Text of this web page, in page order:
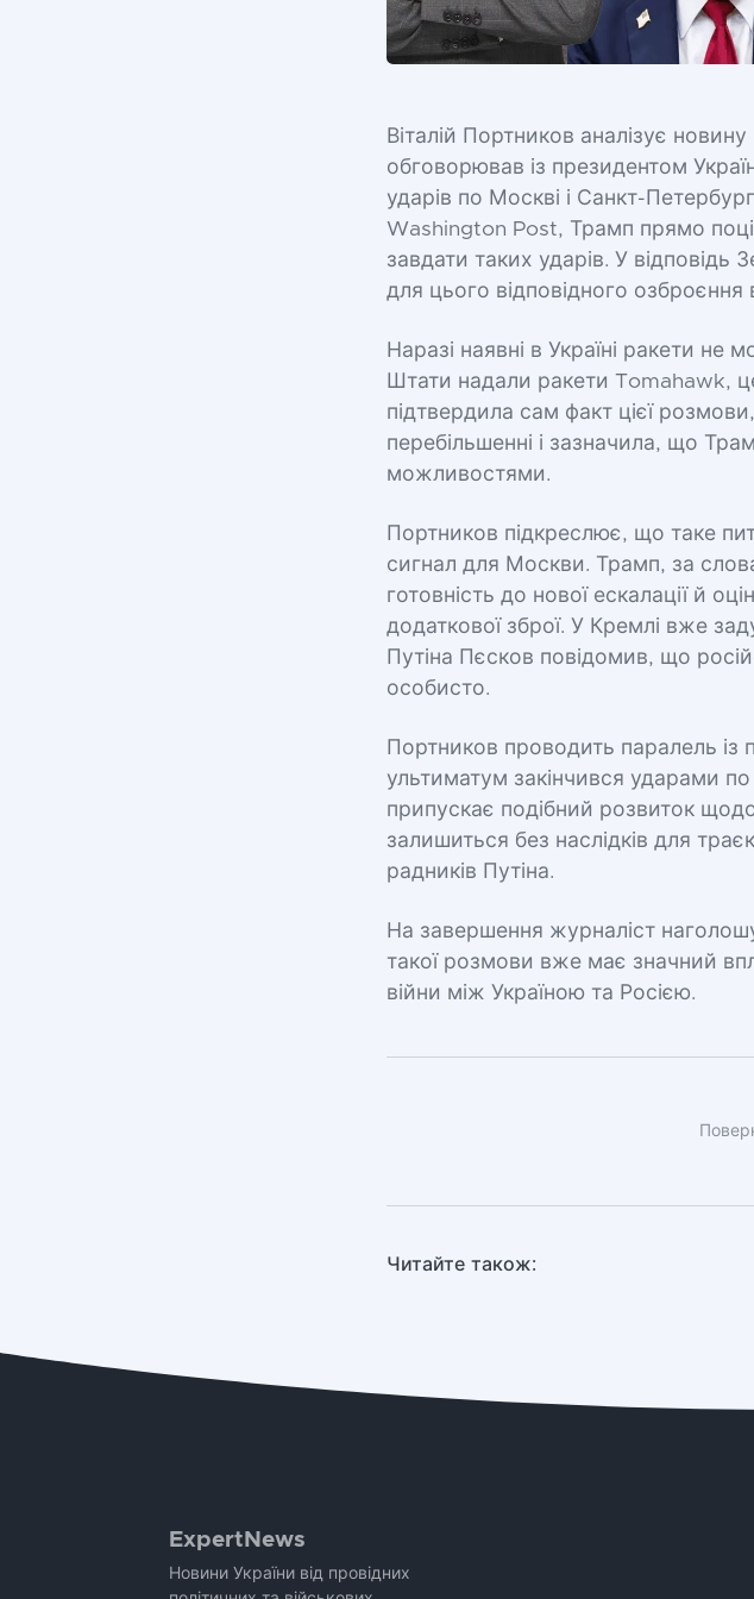
Віталій Портников аналізує
обговорював із президентом
ударів по Москві і Санкт-
Washington Post, Трамп прямо
завдати таких ударів. У відповідь
для цього відповідного
Наразі наявні в Україні ракети не
Штати надали ракети Tomahawk,
підтвердила сам факт цієї
перебільшенні і зазначила, що
можливостями.
Портников підкреслює, що таке
сигнал для Москви. Трамп, за
готовність до нової ескалації й
додаткової зброї. У Кремлі вже
Путіна Пєсков повідомив, що
особисто.
Портников проводить паралель
ультиматум закінчився ударами по
припускає подібний розвиток
залишиться без наслідків для
радників Путіна.
На завершення журналіст
такої розмови вже має значний
війни між Україною та Росією.
Читайте також:
ExpertNews
Новини України від провідних